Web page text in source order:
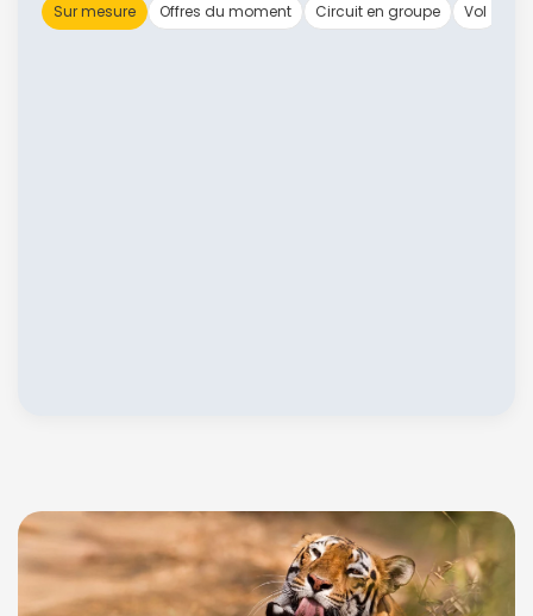
Sur mesure Offres du moment Circuit en groupe Vol